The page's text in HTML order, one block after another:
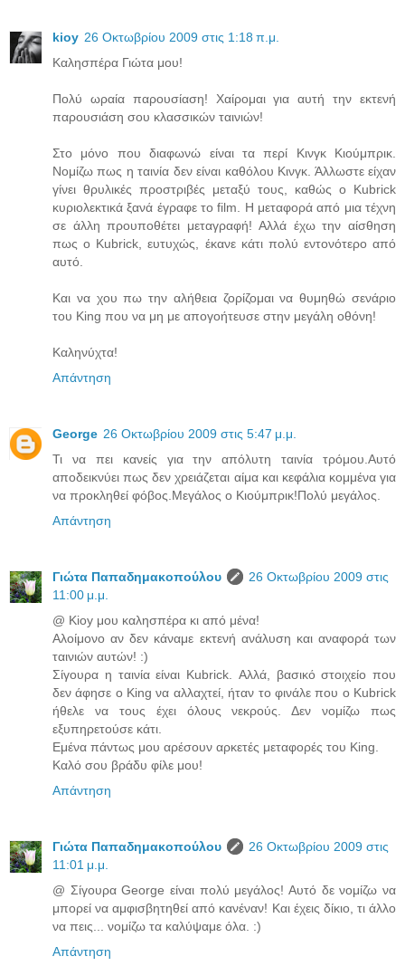
kioy 26 Οκτωβρίου 2009 στις 1:18 π.μ.
Καλησπέρα Γιώτα μου!
Πολύ ωραία παρουσίαση! Χαίρομαι για αυτή την εκτενή
παρουσιάση σου κλασσικών ταινιών!
Στο μόνο που διαφωνώ είναι τα περί Κινγκ Κιούμπρικ.
Νομίζω πως η ταινία δεν είναι καθόλου Κινγκ. Άλλωστε είχαν
γίνει θρυλικές προστριβές μεταξύ τους, καθώς ο Kubrick
κυριολεκτικά ξανά έγραφε το film. Η μεταφορά από μια τέχνη
σε άλλη προυποθέτει μεταγραφή! Αλλά έχω την αίσθηση
πως ο Kubrick, ευτυχώς, έκανε κάτι πολύ εντονότερο από
αυτό.
Και να χου πω την αλήθεια ζορίζομαι να θυμηθώ σενάριο
του King που να μη με απογοήτευσε στην μεγάλη οθόνη!
Καληνύχτα!
Απάντηση
George 26 Οκτωβρίου 2009 στις 5:47 μ.μ.
Τι να πει κανείς για την απόλυτη ταινία τρόμου.Αυτό
αποδεικνύει πως δεν χρειάζεται αίμα και κεφάλια κομμένα για
να προκληθεί φόβος.Μεγάλος ο Κιούμπρικ!Πολύ μεγάλος.
Απάντηση
Γιώτα Παπαδημακοπούλου
26 Οκτωβρίου 2009 στις
11:00 μ.μ.
@ Kioy μου καλησπέρα κι από μένα!
Αλοίμονο αν δεν κάναμε εκτενή ανάλυση και αναφορά των
ταινιών αυτών! :)
Σίγουρα η ταινία είναι Kubrick. Αλλά, βασικό στοιχείο που
δεν άφησε ο King να αλλαχτεί, ήταν το φινάλε που ο Kubrick
ήθελε να τους έχει όλους νεκρούς. Δεν νομίζω πως
εξυπηρετούσε κάτι.
Εμένα πάντως μου αρέσουν αρκετές μεταφορές του King.
Καλό σου βράδυ φίλε μου!
Απάντηση
Γιώτα Παπαδημακοπούλου
26 Οκτωβρίου 2009 στις
11:01 μ.μ.
@ Σίγουρα George είναι πολύ μεγάλος! Αυτό δε νομίζω να
μπορεί να αμφισβητηθεί από κανέναν! Και έχεις δίκιο, τι άλλο
να πεις... νομίζω τα καλύψαμε όλα. :)
Απάντηση